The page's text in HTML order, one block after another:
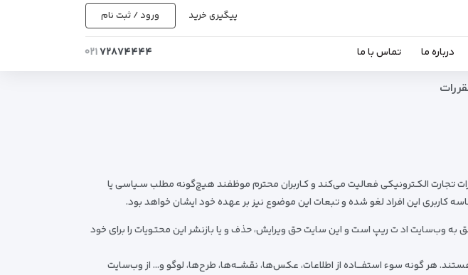
پیگیری خرید ورود / ثبت نام
درباره ما تماس با ما ۷۲۸۷۴۴۴۴۰۲۱
تجارت الکـترونیکی فعالیت می‌کند و کـاربران محترم موظفند هیچ‌گونه مطلب سـیاسی یا
کاربری این افراد لغو شده و تبعات این موضوع نیز بر عهده‌ خود ایشان خواهد بود.
وب‌سایت اد ت ریپ است و این سایت حق ویرایش، حذف و یا بازنشر این محتـویات را برای خود
هر گونه سوء استفـــاده از اطلاعات، عکس‌ها، نقشــه‌ها، طرح‌ها، لوگو و… از وب‌سایت